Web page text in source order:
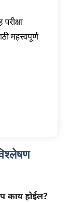
महत्त्वपूर्ण
काय होईल?